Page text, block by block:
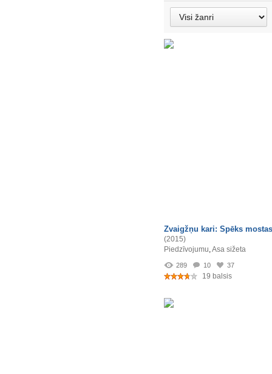
Zvaigžņu kari: Spēks mostas
(2015)
Piedzīvojumu,Asa sižeta
289 10 37
19 balsis